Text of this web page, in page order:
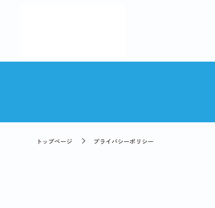
トップページ プライバシーポリシー